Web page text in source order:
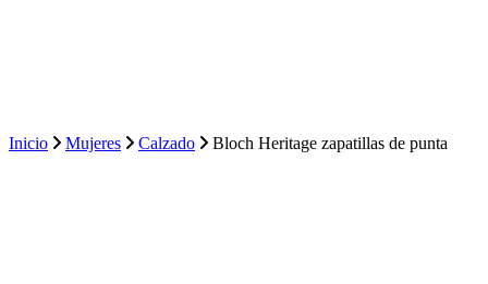
Inicio Mujeres Calzado Bloch Heritage zapatillas de punta